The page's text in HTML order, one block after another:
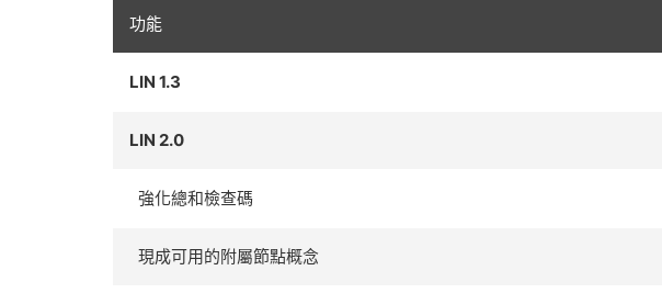
功能
LIN 1.3
LIN 2.0
強化總和檢查碼
現成可用的附屬節點概念